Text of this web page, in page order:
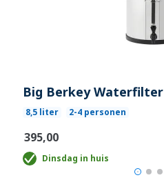
Big Berkey Waterfilter
8,5 liter 2-4 personen
€395,00
Dinsdag in huis